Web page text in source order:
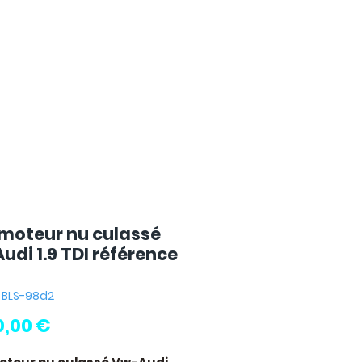
nu culassé
1.9 TDI référence
98d2
€